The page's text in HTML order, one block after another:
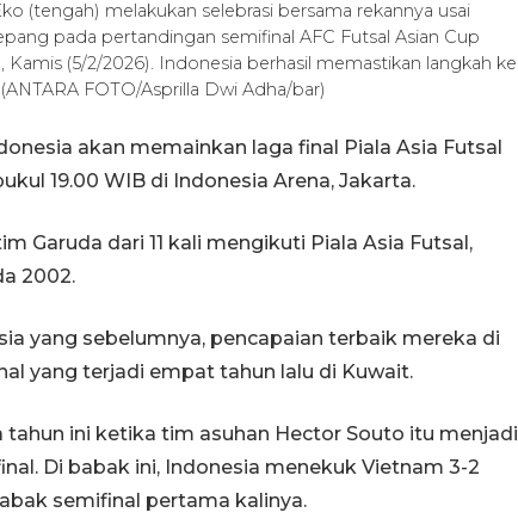
(tengah) melakukan selebrasi bersama rekannya usai
pada pertandingan semifinal AFC Futsal Asian Cup
Kamis (5/2/2026). Indonesia berhasil memastikan langkah ke
FOTO/Asprilla Dwi Adha/bar)
akan memainkan laga final Piala Asia Futsal
19.00 WIB di Indonesia Arena, Jakarta.
Garuda dari 11 kali mengikuti Piala Asia Futsal,
2002.
yang sebelumnya, pencapaian terbaik mereka di
yang terjadi empat tahun lalu di Kuwait.
tahun ini ketika tim asuhan Hector Souto itu menjadi
Di babak ini, Indonesia menekuk Vietnam 3-2
semifinal pertama kalinya.